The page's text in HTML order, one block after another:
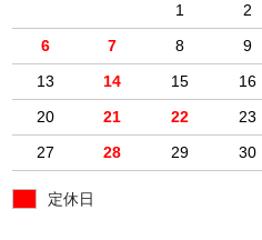
1 2
6
7 8 9
13
14 15 16
20
21 22 23
27
28 29 30
定休日